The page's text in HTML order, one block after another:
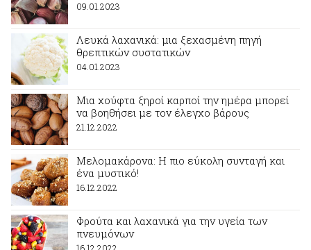
09.01.2023
Λευκά λαχανικά: μια ξεχασμένη πηγή
θρεπτικών συστατικών
04.01.2023
Μια χούφτα ξηροί καρποί την ημέρα μπορεί
να βοηθήσει με τον έλεγχο βάρους
21.12.2022
Μελομακάρονα: Η πιο εύκολη συνταγή και
ένα μυστικό!
16.12.2022
Φρούτα και λαχανικά για την υγεία των
πνευμόνων